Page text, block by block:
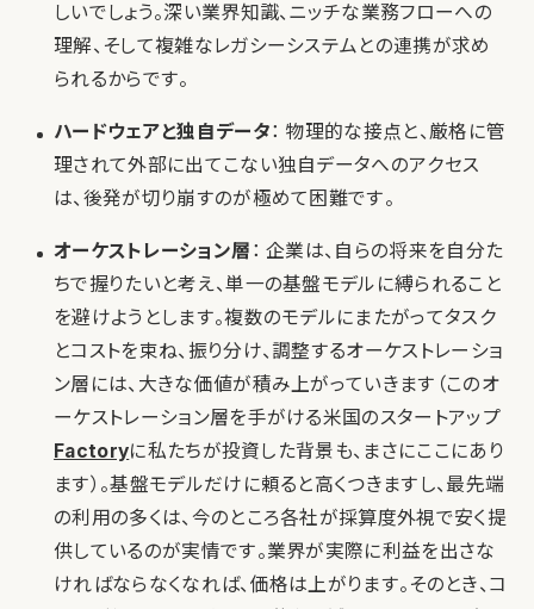
しいでしょう。深い業界知識、ニッチな業務フローへの
理解、そして複雑なレガシーシステムとの連携が求め
られるからです。
ハードウェアと独自データ： 物理的な接点と、厳格に管
理されて外部に出てこない独自データへのアクセス
は、後発が切り崩すのが極めて困難です。
オーケストレーション層 ： 企業は、自らの将来を自分た
ちで握りたいと考え、単一の基盤モデルに縛られること
を避けようとします。複数のモデルにまたがってタスク
とコストを束ね、振り分け、調整するオーケストレーショ
ン層には、大きな価値が積み上がっていきます（このオ
ーケストレーション層を手がける米国のスタートアップ
Factoryに私たちが投資した背景も、まさにここにあり
ます）。基盤モデルだけに頼ると高くつきますし、最先端
の利用の多くは、今のところ各社が採算度外視で安く提
供しているのが実情です。業界が実際に利益を出さな
ければならなくなれば、価格は上がります。そのとき、コ